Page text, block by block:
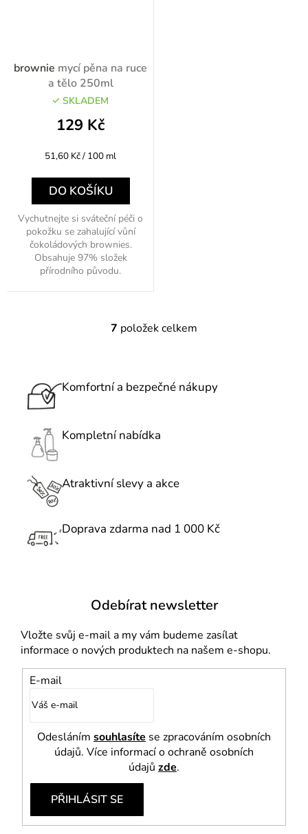
brownie mycí pěna na ruce
a tělo 250ml
SKLADEM
129 Kč
Měrná
51,60 Kč / 100 ml
DO KOŠÍKU
Vychutnejte si sváteční péči o
pokožku se zahalující vůní
čokoládových brownies.
Obsahuje 97% složek
přírodního původu.
O
á
c
r
y
i
s
u
7 položek celkem
Komfortní a bezpečné nákupy
Kompletní nabídka
Atraktivní slevy a akce
Doprava zdarma nad 1 000 Kč
Odebírat newsletter
Vložte svůj e-mail a my vám budeme zasílat
informace o nových produktech na našem e-shopu.
E-mail
Odesláním souhlasíte se zpracováním osobních
údajů. Více informací o ochraně osobních
údajů zde.
PŘIHLÁSIT SE